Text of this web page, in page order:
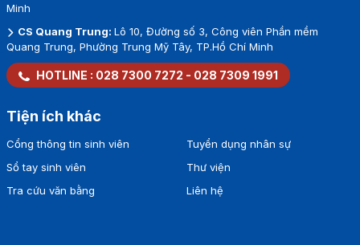
Minh
CS Quang Trung: Lô 10, Đường số 3, Công viên Phần mềm
Quang Trung, Phường Trung Mỹ Tây, TP.Hồ Chí Minh
HOTLINE : 028 7300 7272 - 028 7309 1991
Tiện ích khác
Cổng thông tin sinh viên
Sổ tay sinh viên
Tra cứu văn bằng
Tuyển dụng nhân sự
Thư viện
Liên hệ